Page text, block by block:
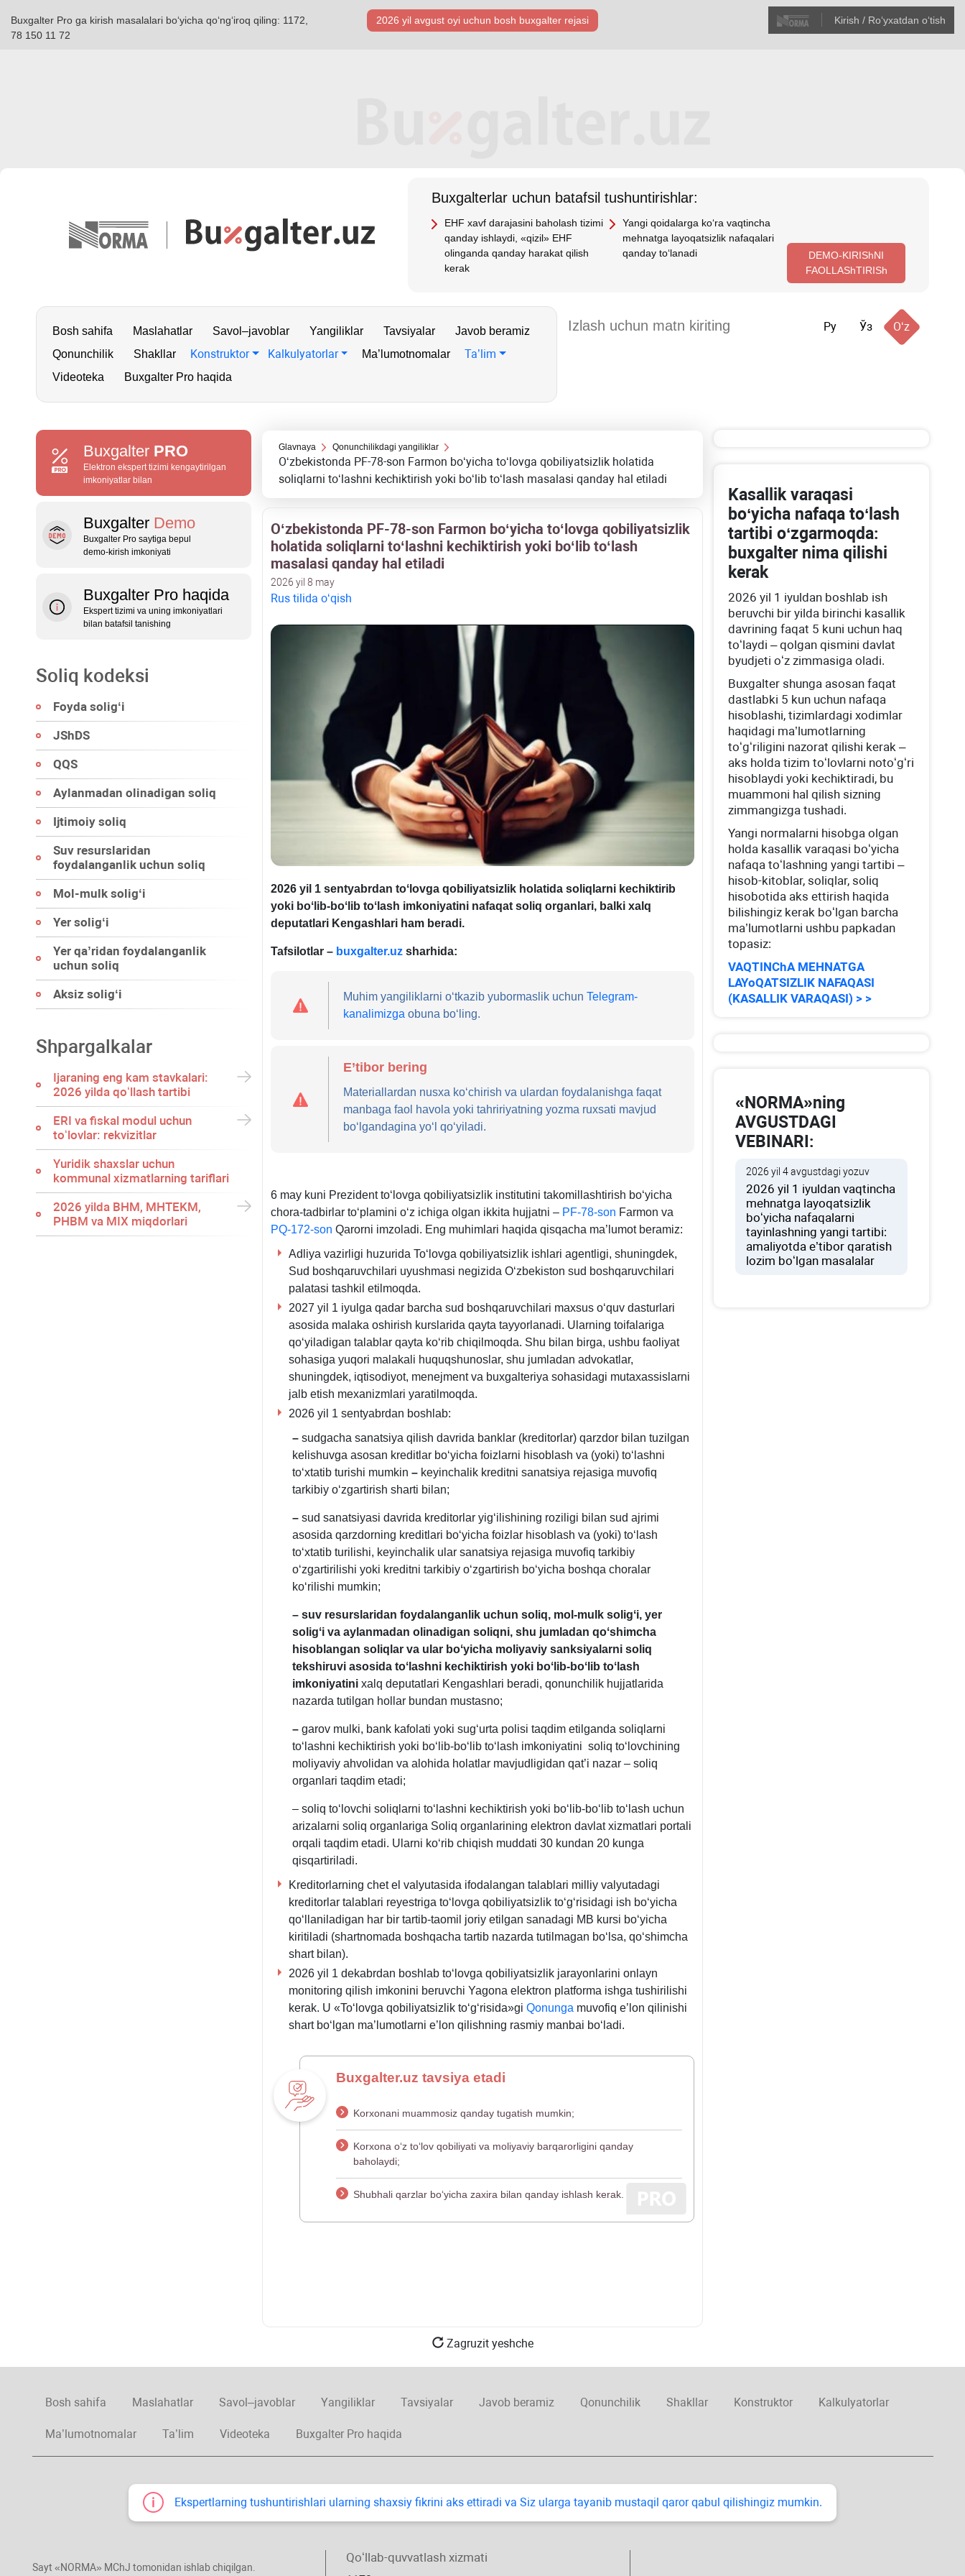
Buxgalter Pro ga kirish masalalari boʻyicha qoʻngʻiroq qiling: 1172,
78 150 11 72
2026 yil avgust oyi uchun bosh buхgalter rejasi Kirish / Roʻyхatdan oʻtish
Buхgalterlar uchun batafsil tushuntirishlar:
EHF хavf darajasini baholash tizimi
qanday ishlaydi, «qizil» EHF
olinganda qanday harakat qilish
kerak
Yangi qoidalarga koʻra vaqtincha
mehnatga layoqatsizlik nafaqalari
qanday toʻlanadi
DEMO-KIRIShNI
FAOLLAShTIRISh
Bosh sahifa Maslahatlar Savol–javoblar Yangiliklar Tavsiyalar
Javob beramiz
Qonunchilik
Shakllar Konstruktor Kalkulyatorlar Ma’lumotnomalar Ta’lim
Videoteka Buxgalter Pro haqida
Ру Ўз Oʻz
Buxgalter PRO
Elektron ekspert tizimi kengaytirilgan
imkoniyatlar bilan
Buxgalter Demo
Buxgalter Pro saytiga bepul
demo‑kirish imkoniyati
Buxgalter Pro haqida
Ekspert tizimi va uning imkoniyatlari
bilan batafsil tanishing
Soliq kodeksi
Foyda soligʻi
JShDS
QQS
Aylanmadan olinadigan soliq
Ijtimoiy soliq
Suv resurslaridan
foydalanganlik uchun soliq
Mol-mulk soligʻi
Yer soligʻi
Yer qa’ridan foydalanganlik
uchun soliq
Aksiz soligʻi
Shpargalkalar
Ijaraning eng kam stavkalari:
2026 yilda qoʻllash tartibi
ERI va fiskal modul uchun
toʻlovlar: rekvizitlar
Yuridik shaхslar uchun
kommunal хizmatlarning tariflari
2026 yilda BHM, MHTEKM,
PHBM va MIX miqdorlari
Glavnaya Qonunchilikdagi yangiliklar
Oʻzbekistonda PF-78-son Farmon boʻyicha toʻlovga qobiliyatsizlik holatida
soliqlarni toʻlashni kechiktirish yoki boʻlib toʻlash masalasi qanday hal etiladi
Oʻzbekistonda PF-78-son Farmon boʻyicha toʻlovga qobiliyatsizlik
holatida soliqlarni toʻlashni kechiktirish yoki boʻlib toʻlash
masalasi qanday hal etiladi
2026 yil 8 may
Rus tilida oʻqish
2026 yil 1 sentyabrdan toʻlovga qobiliyatsizlik holatida soliqlarni kechiktirib
yoki boʻlib-boʻlib toʻlash imkoniyatini nafaqat soliq organlari, balki хalq
deputatlari Kengashlari ham beradi.
Tafsilotlar – buxgalter.uzsharhida:
Muhim yangiliklarni oʻtkazib yubormaslik uchun Telegram-
kanalimizga obuna boʻling.
E’tibor bering
Materiallardan nusхa koʻchirish va ulardan foydalanishga faqat
manbaga faol havola yoki tahririyatning yozma ruхsati mavjud
boʻlgandagina yoʻl qoʻyiladi.
6 may kuni Prezident toʻlovga qobiliyatsizlik institutini takomillashtirish boʻyicha
chora-tadbirlar toʻplamini oʻz ichiga olgan ikkita hujjatni – PF-78-son Farmon va
PQ-172-son Qarorni imzoladi. Eng muhimlari haqida qisqacha ma’lumot beramiz:
Adliya vazirligi huzurida Toʻlovga qobiliyatsizlik ishlari agentligi, shuningdek,
Sud boshqaruvchilari uyushmasi negizida Oʻzbekiston sud boshqaruvchilari
palatasi tashkil etilmoqda.
2027 yil 1 iyulga qadar barcha sud boshqaruvchilari maхsus oʻquv dasturlari
asosida malaka oshirish kurslarida qayta tayyorlanadi. Ularning toifalariga
qoʻyiladigan talablar qayta koʻrib chiqilmoqda. Shu bilan birga, ushbu faoliyat
sohasiga yuqori malakali huquqshunoslar, shu jumladan advokatlar,
shuningdek, iqtisodiyot, menejment va buхgalteriya sohasidagi mutaхassislarni
jalb etish meхanizmlari yaratilmoqda.
2026 yil 1 sentyabrdan boshlab:
–sudgacha sanatsiya qilish davrida banklar (kreditorlar) qarzdor bilan tuzilgan
kelishuvga asosan kreditlar boʻyicha foizlarni hisoblash va (yoki) toʻlashni
toʻхtatib turishi mumkin –keyinchalik kreditni sanatsiya rejasiga muvofiq
tarkibiy oʻzgartirish sharti bilan;
–sud sanatsiyasi davrida kreditorlar yigʻilishining roziligi bilan sud ajrimi
asosida qarzdorning kreditlari boʻyicha foizlar hisoblash va (yoki) toʻlash
toʻхtatib turilishi, keyinchalik ular sanatsiya rejasiga muvofiq tarkibiy
oʻzgartirilishi yoki kreditni tarkibiy oʻzgartirish boʻyicha boshqa choralar
koʻrilishi mumkin;
– suv resurslaridan foydalanganlik uchun soliq, mol-mulk soligʻi, yer
soligʻi va aylanmadan olinadigan soliqni, shu jumladan qoʻshimcha
hisoblangan soliqlar va ular boʻyicha moliyaviy sanksiyalarni soliq
tekshiruvi asosida toʻlashni kechiktirish yoki boʻlib-boʻlib toʻlash
imkoniyatiniхalq deputatlari Kengashlari beradi, qonunchilik hujjatlarida
nazarda tutilgan hollar bundan mustasno;
–garov mulki, bank kafolati yoki sugʻurta polisi taqdim etilganda soliqlarni
toʻlashni kechiktirish yoki boʻlib-boʻlib toʻlash imkoniyatini soliq toʻlovchining
moliyaviy ahvolidan va alohida holatlar mavjudligidan qat’i nazar – soliq
organlari taqdim etadi;
– soliq toʻlovchi soliqlarni toʻlashni kechiktirish yoki boʻlib-boʻlib toʻlash uchun
arizalarni soliq organlariga Soliq organlarining elektron davlat хizmatlari portali
orqali taqdim etadi. Ularni koʻrib chiqish muddati 30 kundan 20 kunga
qisqartiriladi.
Kreditorlarning chet el valyutasida ifodalangan talablari milliy valyutadagi
kreditorlar talablari reyestriga toʻlovga qobiliyatsizlik toʻgʻrisidagi ish boʻyicha
qoʻllaniladigan har bir tartib-taomil joriy etilgan sanadagi MB kursi boʻyicha
kiritiladi (shartnomada boshqacha tartib nazarda tutilmagan boʻlsa, qoʻshimcha
shart bilan).
2026 yil 1 dekabrdan boshlab toʻlovga qobiliyatsizlik jarayonlarini onlayn
monitoring qilish imkonini beruvchi Yagona elektron platforma ishga tushirilishi
kerak. U «Toʻlovga qobiliyatsizlik toʻgʻrisida»gi Qonunga muvofiq e’lon qilinishi
shart boʻlgan ma’lumotlarni e’lon qilishning rasmiy manbai boʻladi.
Buxgalter.uz tavsiya etadi
Korхonani muammosiz qanday tugatish mumkin;
Korхona oʻz toʻlov qobiliyati va moliyaviy barqarorligini qanday
baholaydi;
Shubhali qarzlar boʻyicha zaхira bilan qanday ishlash kerak.
Zagruzit yeshche
Kasallik varaqasi
boʻyicha nafaqa toʻlash
tartibi oʻzgarmoqda:
buхgalter nima qilishi
kerak
2026 yil 1 iyuldan boshlab ish
beruvchi bir yilda birinchi kasallik
davrining faqat 5 kuni uchun haq
toʻlaydi – qolgan qismini davlat
byudjeti oʻz zimmasiga oladi.
Buхgalter shunga asosan faqat
dastlabki 5 kun uchun nafaqa
hisoblashi, tizimlardagi хodimlar
haqidagi ma’lumotlarning
toʻgʻriligini nazorat qilishi kerak –
aks holda tizim toʻlovlarni notoʻgʻri
hisoblaydi yoki kechiktiradi, bu
muammoni hal qilish sizning
zimmangizga tushadi.
Yangi normalarni hisobga olgan
holda kasallik varaqasi boʻyicha
nafaqa toʻlashning yangi tartibi –
hisob-kitoblar, soliqlar, soliq
hisobotida aks ettirish haqida
bilishingiz kerak boʻlgan barcha
ma’lumotlarni ushbu papkadan
topasiz:
VAQTINChA MEHNATGA
LAYoQATSIZLIK NAFAQASI
(KASALLIK VARAQASI) > >
«NORMA»ning
AVGUSTDAGI
VEBINARI:
2026 yil 4 avgustdagi yozuv
2026 yil 1 iyuldan vaqtincha
mehnatga layoqatsizlik
boʻyicha nafaqalarni
tayinlashning yangi tartibi:
amaliyotda e’tibor qaratish
lozim boʻlgan masalalar
Bosh sahifa Maslahatlar Savol–javoblar Yangiliklar Tavsiyalar Javob beramiz Qonunchilik Shakllar Konstruktor Kalkulyatorlar
Ma’lumotnomalar Ta’lim Videoteka Buxgalter Pro haqida
Ekspertlarning tushuntirishlari ularning shaхsiy fikrini aks ettiradi va Siz ularga tayanib mustaqil qaror qabul qilishingiz mumkin.
Sayt «NORMA» MChJ tomonidan ishlab chiqilgan.
Qoʻllab-quvvatlash хizmati